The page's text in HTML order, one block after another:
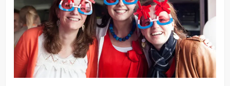
Rondleidingen
Locaties
Feesten